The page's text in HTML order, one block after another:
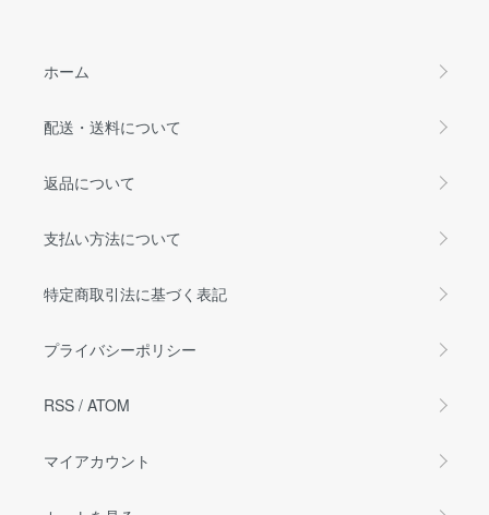
ホーム
配送・送料について
返品について
支払い方法について
特定商取引法に基づく表記
プライバシーポリシー
RSS / ATOM
マイアカウント